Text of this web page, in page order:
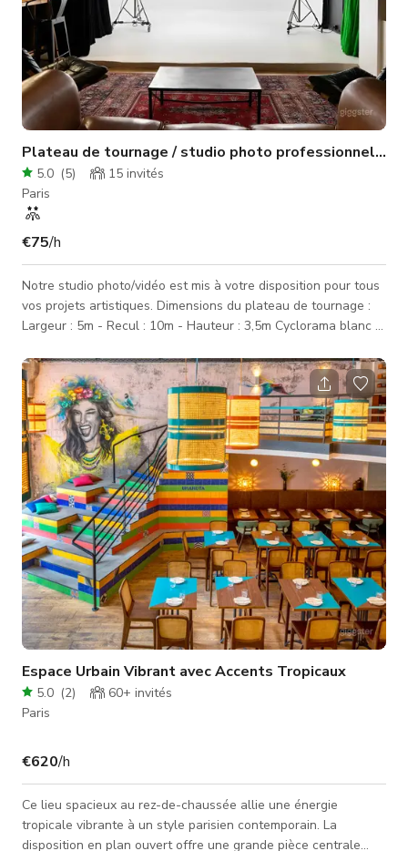
Plateau de tournage / studio photo professionnel - Paris 20
5.0 (5) 15 invités
Paris
€75/h
Notre studio photo/vidéo est mis à votre disposition pour tous
vos projets artistiques. Dimensions du plateau de tournage :
Largeur : 5m - Recul : 10m - Hauteur : 3,5m Cyclorama blanc 4
(rideau +moquette) fond vert 5m x 5m x 5m (rideau
+moquette) éclairage diponible: - 9 panneaux 1200 LED RGB
accrochés au grill - 2 COB 200W RGB Grill support tube
plafond pour fixer éclairages cabine pour se changer + miroir
maquillage + p
Espace Urbain Vibrant avec Accents Tropicaux
5.0 (2) 60+ invités
Paris
€620/h
Ce lieu spacieux au rez-de-chaussée allie une énergie
tropicale vibrante à un style parisien contemporain. La
disposition en plan ouvert offre une grande pièce centrale